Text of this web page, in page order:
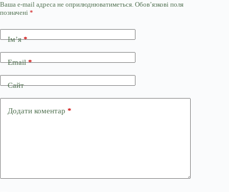
Ваша e-mail адреса не оприлюднюватиметься. Обов’язкові поля
позначені *
Ім’я*
Email*
Сайт
Додати коментар *